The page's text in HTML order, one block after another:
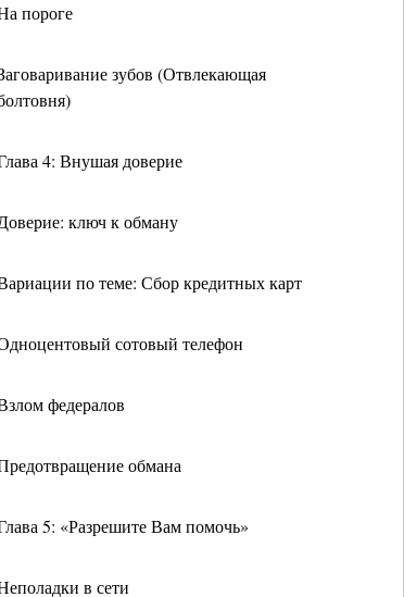
пороге
зубов (Отвлекающая
4: Внушая доверие
ключ к обману
по теме: Сбор кредитных карт
сотовый телефон
федералов
обмана
5: «Разрешите Вам помочь»
в сети